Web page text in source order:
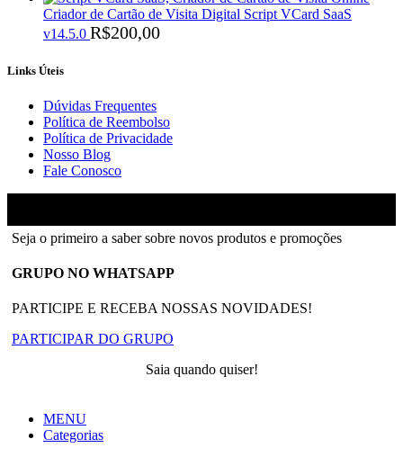
Criador de Cartão de Visita Digital Script VCard SaaS
v14.5.0 R$200,00
Links Úteis
Dúvidas Frequentes
Política de Reembolso
Política de Privacidade
Nosso Blog
Fale Conosco
Seja o primeiro a saber sobre novos produtos e promoções
GRUPO NO WHATSAPP
PARTICIPE E RECEBA NOSSAS NOVIDADES!
PARTICIPAR DO GRUPO
Saia quando quiser!
MENU
Categorias